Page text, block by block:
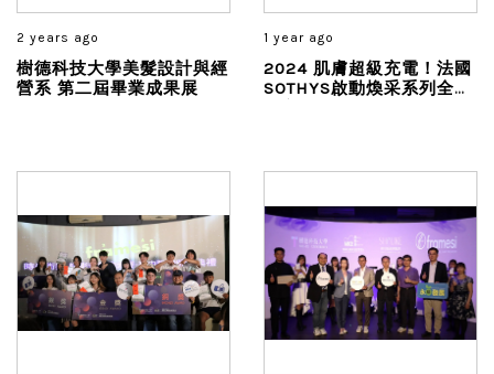
2 years ago
樹德科技大學美髮設計與經
營系 第二屆畢業成果展
1 year ago
2024 肌膚超級充電！法國
SOTHYS啟動煥采系列全新